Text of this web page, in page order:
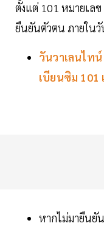
ตั้งแต่ 101 หมายเล
ยืนยันตัวตน ภายใน
วันวาเลนไท
เบียนซิม 101
หากไม่มายืนยั